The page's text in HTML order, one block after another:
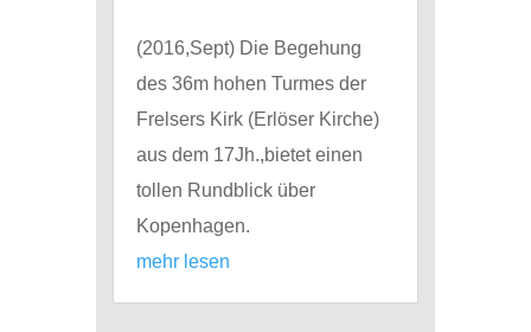
(2016,Sept) Die Begehung
des 36m hohen Turmes der
Frelsers Kirk (Erlöser Kirche)
aus dem 17Jh.,bietet einen
tollen Rundblick über
Kopenhagen.
mehr lesen